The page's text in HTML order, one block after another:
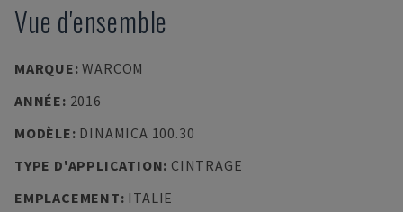
Vue d'ensemble
MARQUE:WARCOM
ANNÉE: 2016
MODÈLE: DINAMICA 100.30
TYPE D'APPLICATION: CINTRAGE
EMPLACEMENT: ITALIE